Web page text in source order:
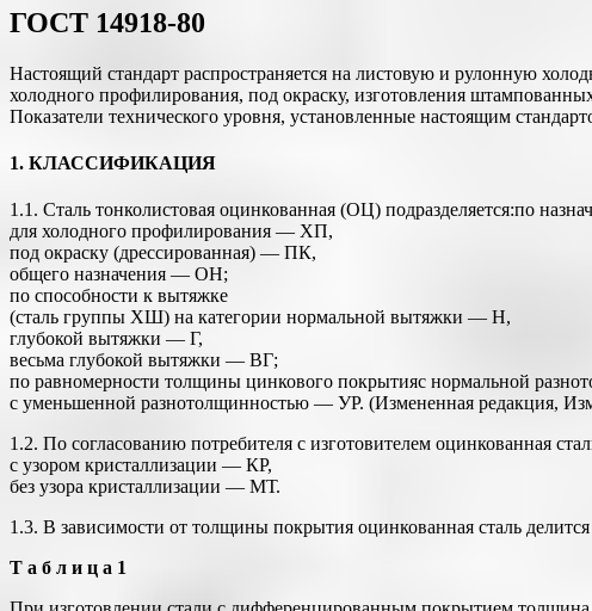
ГОСТ 14918-80
Настоящий стандарт распространяется на листовую и рулонную
холодного профилирования, под окраску, изготовления
Показатели технического уровня, установленные настоящим
1. КЛАССИФИКАЦИЯ
1.1. Сталь тонколистовая оцинкованная (ОЦ) подразделяется:по
для холодного профилирования — ХП,
под окраску (дрессированная) — ПК,
общего назначения — ОН;
по способности к вытяжке
(сталь группы XШ) на категории нормальной вытяжки — Н,
глубокой вытяжки — Г,
весьма глубокой вытяжки — ВГ;
по равномерности толщины цинкового покрытияс нормальной
с уменьшенной разнотолщинностью — УР. (Измененная редакция,
1.2. По согласованию потребителя с изготовителем оцинкованная
с узором кристаллизации — КР,
без узора кристаллизации — МТ.
1.3. В зависимости от толщины покрытия оцинкованная сталь
Т а б л и ц а 1